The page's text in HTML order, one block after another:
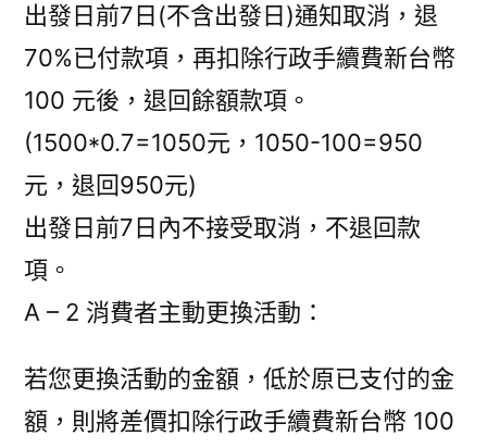
出發日前7日(不含出發日)通知取消，退
70%已付款項，再扣除行政手續費新台幣
100 元後，退回餘額款項。
(1500*0.7=1050元，1050-100=950
元，退回950元)
出發日前7日內不接受取消，不退回款
項。
A – 2 消費者主動更換活動：
若您更換活動的金額，低於原已支付的金
額，則將差價扣除行政手續費新台幣 100